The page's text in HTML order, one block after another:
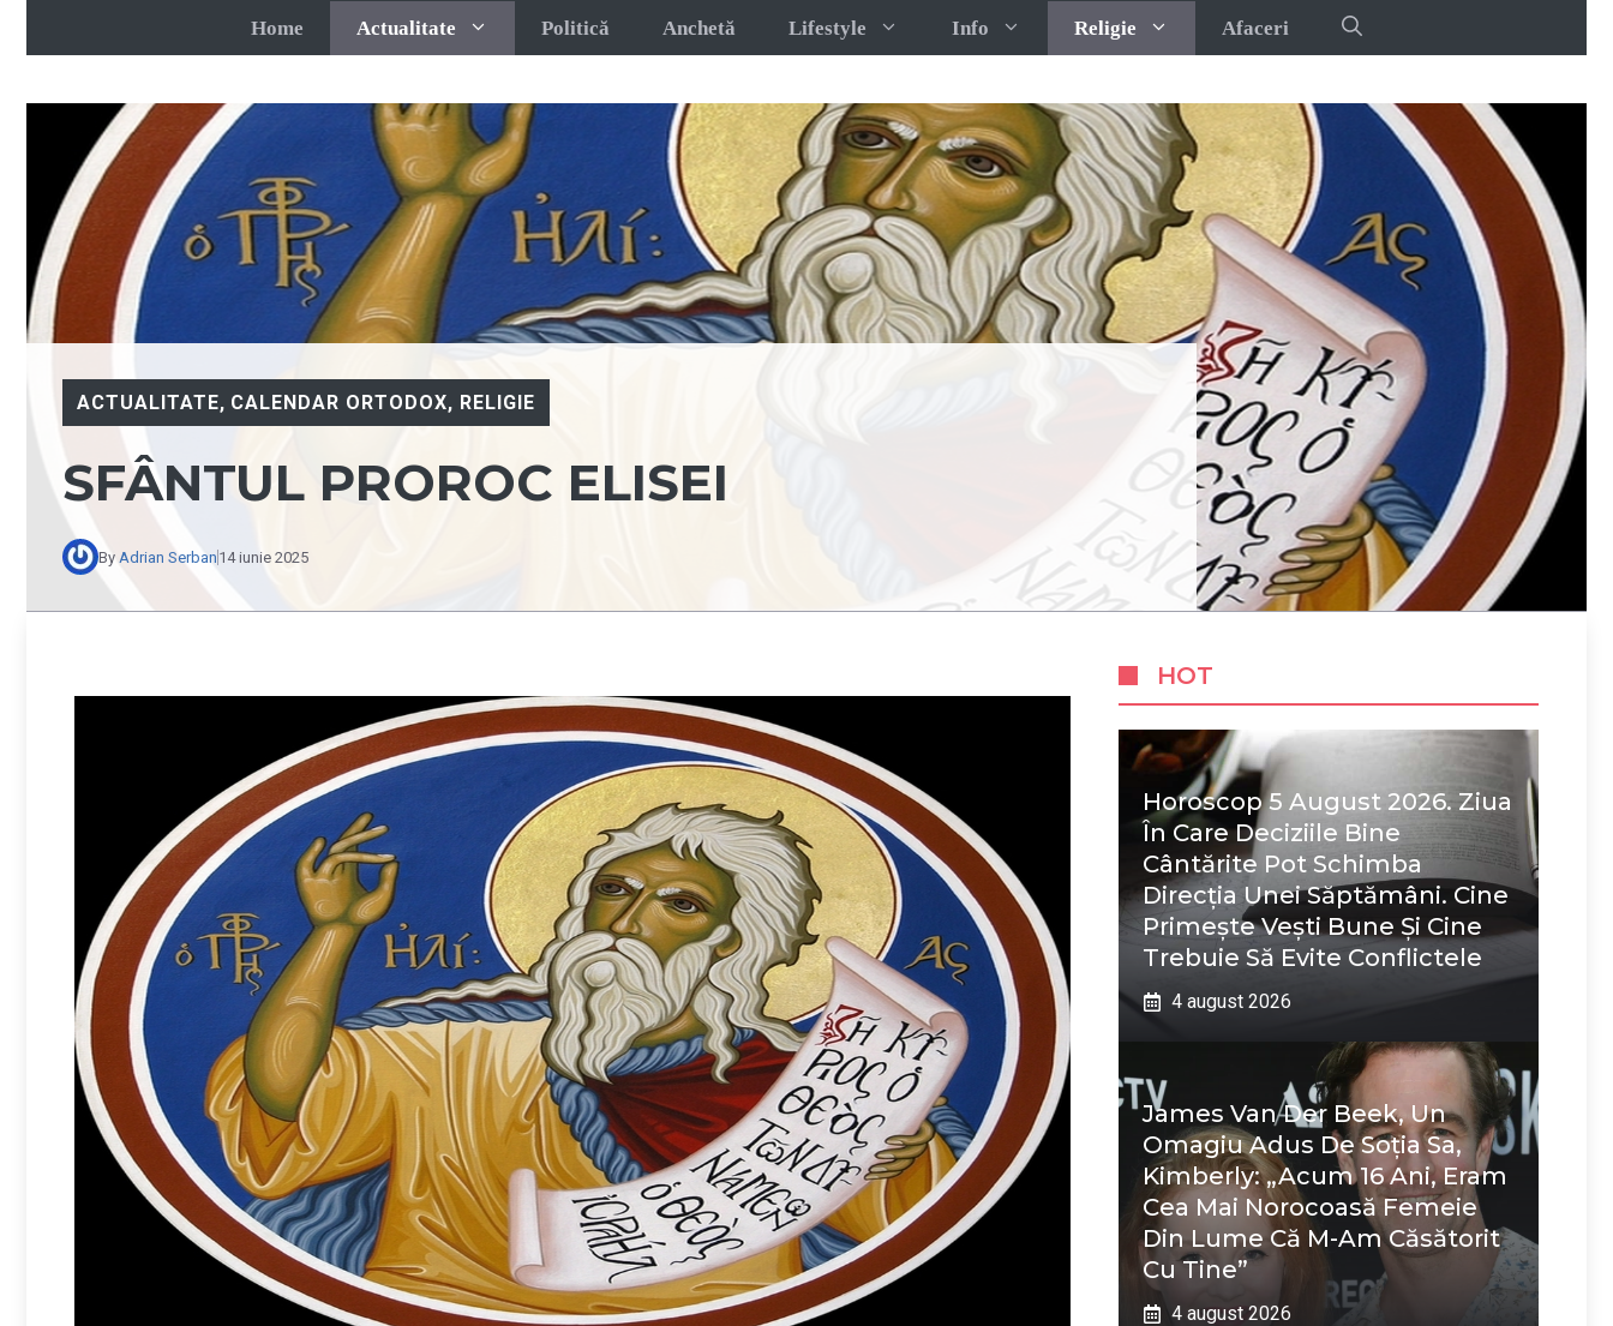
Home Actualitate Politică Anchetă Lifestyle Info Religie Afaceri
ACTUALITATE, CALENDAR ORTODOX, RELIGIE
SFÂNTUL PROROC ELISEI
By Adrian Serban 14 iunie 2025
HOT
Horoscop 5 August 2026. Ziua
În Care Deciziile Bine
Cântărite Pot Schimba
Direcția Unei Săptămâni. Cine
Primește Vești Bune Și Cine
Trebuie Să Evite Conflictele
4 august 2026
James Van Der Beek, Un
Omagiu Adus De Soția Sa,
Kimberly: „Acum 16 Ani, Eram
Cea Mai Norocoasă Femeie
Din Lume Că M-Am Căsătorit
Cu Tine”
4 august 2026